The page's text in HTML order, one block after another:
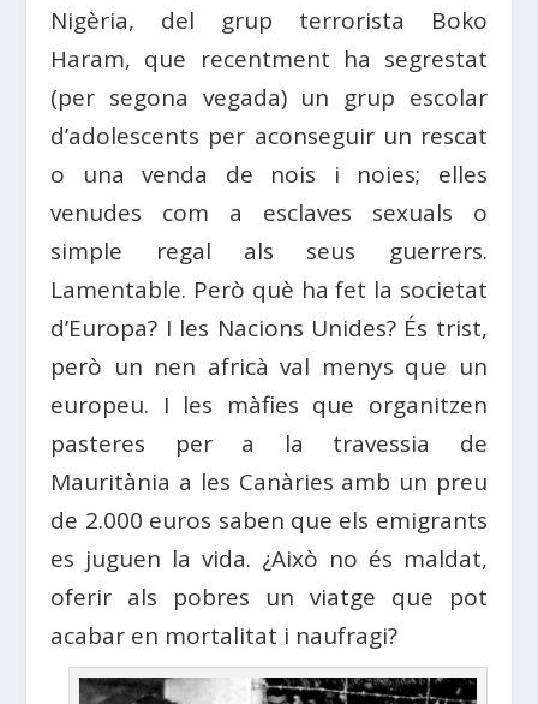
Nigèria, del grup terrorista Boko
Haram, que recentment ha segrestat
(per segona vegada) un grup escolar
d’adolescents per aconseguir un rescat
o una venda de nois i noies; elles
venudes com a esclaves sexuals o
simple regal als seus guerrers.
Lamentable. Però què ha fet la societat
d’Europa? I les Nacions Unides? És trist,
però un nen africà val menys que un
europeu. I les màfies que organitzen
pasteres per a la travessia de
Mauritània a les Canàries amb un preu
de 2.000 euros saben que els emigrants
es juguen la vida. ¿Això no és maldat,
oferir als pobres un viatge que pot
acabar en mortalitat i naufragi?